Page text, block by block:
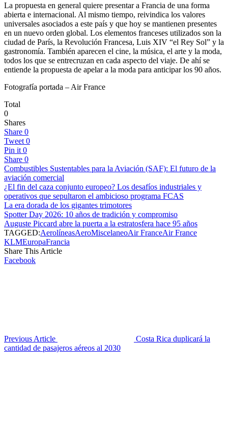
La propuesta en general quiere presentar a Francia de una forma
abierta e internacional. Al mismo tiempo, reivindica los valores
universales asociados a este país y que hoy se mantienen presentes
en un nuevo orden global. Los elementos franceses utilizados son la
ciudad de París, la Revolución Francesa, Luis XIV “el Rey Sol” y la
gastronomía. También aparecen el cine, la música, el arte y la moda,
todos los que se entrecruzan en cada aspecto del viaje. De ahí se
entiende la propuesta de apelar a la moda para anticipar los 90 años.
Fotografía portada – Air France
Total
0
Shares
Share 0
Tweet 0
Pin it 0
Share 0
Combustibles Sustentables para la Aviación (SAF): El futuro de la
aviación comercial
¿El fin del caza conjunto europeo? Los desafíos industriales y
operativos que sepultaron el ambicioso programa FCAS
La era dorada de los gigantes trimotores
Spotter Day 2026: 10 años de tradición y compromiso
Auguste Piccard abre la puerta a la estratosfera hace 95 años
TAGGED:AerolíneasAeroMiscelaneoAir FranceAir France
KLMEuropaFrancia
Share This Article
Facebook
Previous Article
Costa Rica duplicará la
cantidad de pasajeros aéreos al 2030